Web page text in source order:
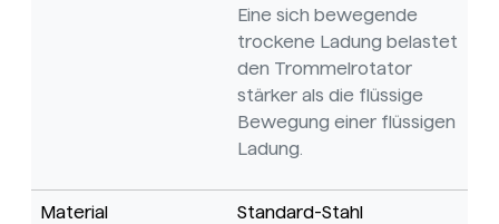
Eine sich bewegende
trockene Ladung belastet
den Trommelrotator
stärker als die flüssige
Bewegung einer flüssigen
Ladung.
Material Standard-Stahl